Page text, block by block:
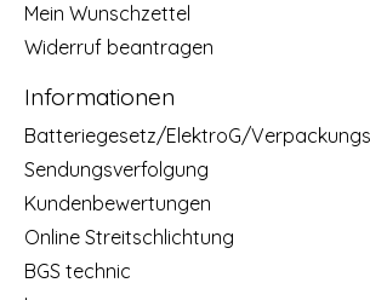
Mein Wunschzettel
Widerruf beantragen
Informationen
Batteriegesetz/ElektroG/
Sendungsverfolgung
Kundenbewertungen
Online Streitschlichtung
BGS technic